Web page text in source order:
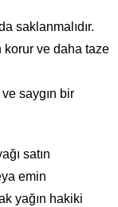
saklanmalıdır.
korur ve daha taze
saygın bir
satın
emin
yağın hakiki